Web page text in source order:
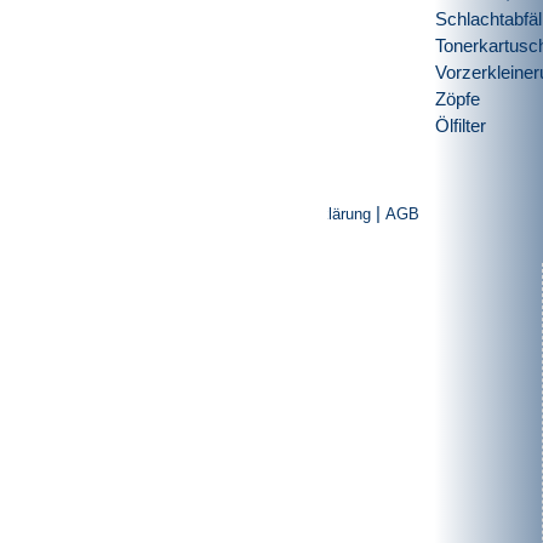
Zöpfe
Ölfilter
Datenschutzerklärung| AGB